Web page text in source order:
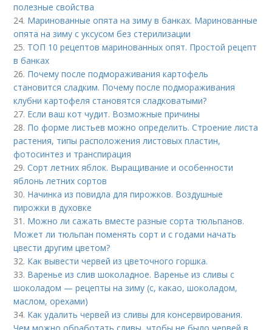
полезные свойства
24. Маринованные опята на зиму в банках. Маринованные
опята на зиму с уксусом без стерилизации
25. ТОП 10 рецептов маринованных опят. Простой рецепт
в банках
26. Почему после подмораживания картофель
становится сладким. Почему после подмораживания
клубни картофеля становятся сладковатыми?
27. Если ваш кот чудит. Возможные причины
28. По форме листьев можно определить. Строение листа
растения, типы расположения листовых пластин,
фотосинтез и транспирация
29.Сорт летних яблок. Выращивание и особенности
яблонь летних сортов
30. Начинка из повидла для пирожков. Воздушные
пирожки в духовке
31. Можно ли сажать вместе разные сорта тюльпанов.
Может ли тюльпан поменять сорт и с годами начать
цвести другим цветом?
32. Как вывести червей из цветочного горшка.
33. Варенье из слив шоколадное. Варенье из сливы с
шоколадом — рецепты на зиму (с, какао, шоколадом,
маслом, орехами)
34. Как удалить червей из сливы для консервирования.